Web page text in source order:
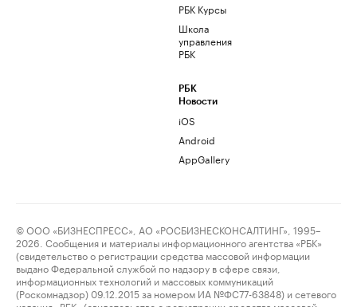
РБК Курсы
Школа
управления
РБК
РБК
Новости
iOS
Android
AppGallery
© ООО «БИЗНЕСПРЕСС», АО «РОСБИЗНЕСКОНСАЛТИНГ», 1995–
2026. Сообщения и материалы информационного агентства «РБК»
(свидетельство о регистрации средства массовой информации
выдано Федеральной службой по надзору в сфере связи,
информационных технологий и массовых коммуникаций
(Роскомнадзор) 09.12.2015 за номером ИА №ФС77-63848) и сетевого